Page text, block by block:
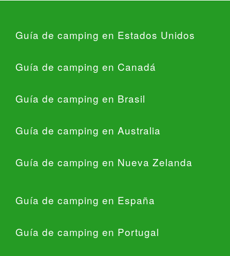
Guía de camping en Estados Unidos
Guía de camping en Canadá
Guía de camping en Brasil
Guía de camping en Australia
Guía de camping en Nueva Zelanda
Guía de camping en España
Guía de camping en Portugal